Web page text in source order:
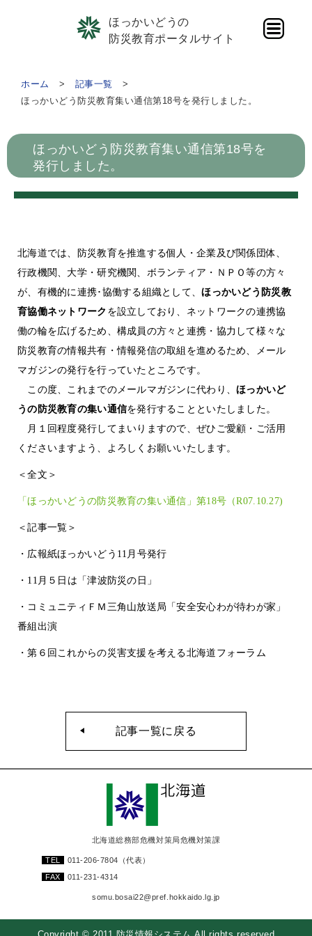
ほっかいどうの
防災教育ポータルサイト
ホーム
記事一覧
ほっかいどう防災教育集い通信第18号を発行しました。
ほっかいどう防災教育集い通信第18号を
発行しました。
北海道では、防災教育を推進する個人・企業及び関係団体、
行政機関、大学・研究機関、ボランティア・ＮＰＯ等の方々
が、有機的に連携･協働する組織として、ほっかいどう防災教
育協働ネットワーク を設立しており、ネットワークの連携協
働の輪を広げるため、構成員の方々と連携・協力して様々な
防災教育の情報共有・情報発信の取組を進めるため、メール
マガジンの発行を行っていたところです。
この度、これまでのメールマガジンに代わり、ほっかいど
うの防災教育の集い通信を発行することといたしました。
月１回程度発行してまいりますので、ぜひご愛顧・ご活用
くださいますよう、よろしくお願いいたします。
＜全文＞
「ほっかいどうの防災教育の集い通信」第18号（R07.10.27)
＜記事一覧＞
・広報紙ほっかいどう11月号発行
・11月５日は「津波防災の日」
・コミュニティＦＭ三角山放送局「安全安心わが待わが家」
番組出演
・第６回これからの災害支援を考える北海道フォーラム
記事一覧に戻る
北海道総務部危機対策局危機対策課
TEL 011-206-7804 （代表）
FAX
011-231-4314
somu.bosai22@pref.hokkaido.lg.jp